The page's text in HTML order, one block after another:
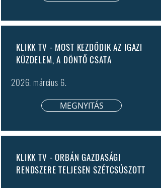
KLIKK TV - MOST KEZDŐDIK AZ IGAZI
KÜZDELEM, A DÖNTŐ CSATA
2026. március 6.
MEGNYITÁS
KLIKK TV - ORBÁN GAZDASÁGI
RENDSZERE TELJESEN SZÉTCSÚSZOTT